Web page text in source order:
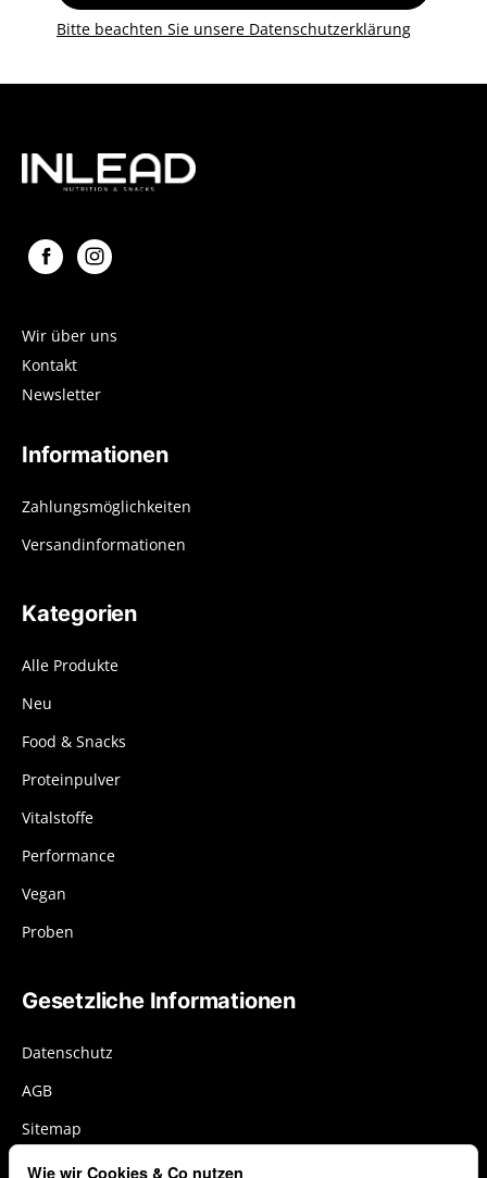
Bitte beachten Sie unsere Datenschutzerklärung
Wir über uns
Kontakt
Newsletter
Informationen
Zahlungsmöglichkeiten
Versandinformationen
Kategorien
Alle Produkte
Neu
Food & Snacks
Proteinpulver
Vitalstoffe
Performance
Vegan
Proben
Gesetzliche Informationen
Datenschutz
AGB
Sitemap
Impressum
Wie wir Cookies & Co nutzen